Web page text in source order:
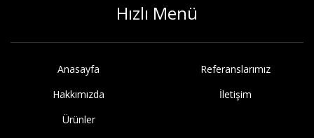
Hızlı Menü
Anasayfa
Hakkımızda
Ürünler
Referanslarımız
İletişim